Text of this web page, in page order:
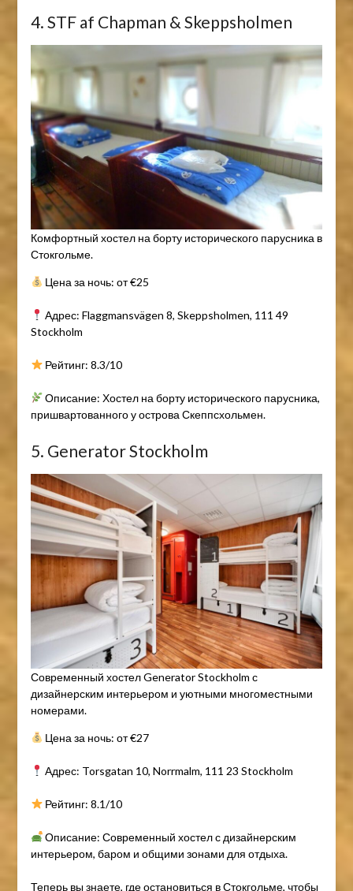
4. STF af Chapman & Skeppsholmen
Комфортный хостел на борту исторического парусника в
Стокгольме.
Цена за ночь: от €25
Адрес: Flaggmansvägen 8, Skeppsholmen, 111 49
Stockholm
Рейтинг: 8.3/10
Описание: Хостел на борту исторического парусника,
пришвартованного у острова Скеппсхольмен.
5. Generator Stockholm
Современный хостел Generator Stockholm с
дизайнерским интерьером и уютными многоместными
номерами.
Цена за ночь: от €27
Адрес: Torsgatan 10, Norrmalm, 111 23 Stockholm
Рейтинг: 8.1/10
Описание: Современный хостел с дизайнерским
интерьером, баром и общими зонами для отдыха.
Теперь вы знаете, где остановиться в Стокгольме, чтобы